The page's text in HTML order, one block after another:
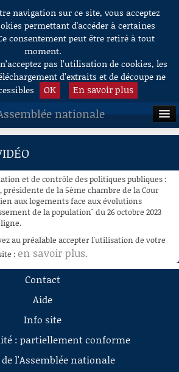
navigation sur ce site, vous acceptez
permettant d'accéder à certaines
consentement peut être retiré à tout
moment.
pas l’utilisation de cookies, les
d’extraits et de découpe ne
OK En savoir plus
nationale
et de contrôle des politiques publiques :
de la 5ème chambre de la Cour
aux logements face aux évolutions
de la population" du 26 octobre 2023
au préalable accepter l'utilisation de votre
: en savoir plus.
Contact
Aide
Info site
: partiellement conforme
de l'Assemblée nationale